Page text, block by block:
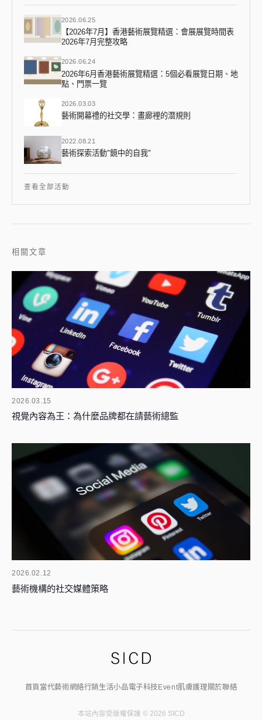
2026.06.25
【2026年7月】香港藝術展覽精選：會展展覽時間表
2026年7月完整攻略
2026.06.24
2026年6月香港藝術展覽精選：5個必看展覽日期、地
點、門票一覽
2026.03.03
藝術開幕禮的社交學：畫廊裡的潛規則
2022.08.21
藝術探索活動"鏡中的自我"
查看全部活動
相關文章
2026.03.15
視覺內容為王：為什麼品牌都在請藝術總監
2026.02.12
藝術機構的社交媒體策略
首頁 當代藝術網絡行銷生活小品電子科技 Event肌膚護理 關於聯絡
本站內容受版權保護 © 2026 SICD